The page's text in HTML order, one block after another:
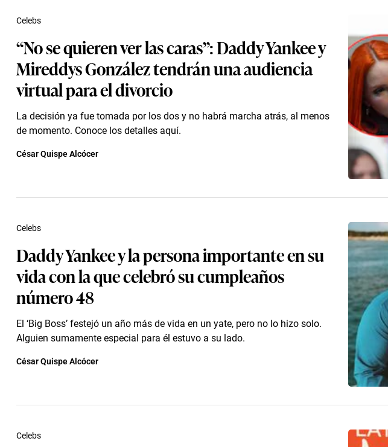
“No se quieren ver las caras”: Daddy Yankee y
Mireddys González tendrán una audiencia
virtual para el divorcio
La decisión ya fue tomada por los dos y no habrá marcha atrás, al menos
de momento. Conoce los detalles aquí.
Celebs
César Quispe Alcócer
Daddy Yankee y la persona importante en su
vida con la que celebró su cumpleaños
número 48
El ‘Big Boss’ festejó un año más de vida en un yate, pero no lo hizo solo.
Alguien sumamente especial para él estuvo a su lado.
Celebs
César Quispe Alcócer
Celebs